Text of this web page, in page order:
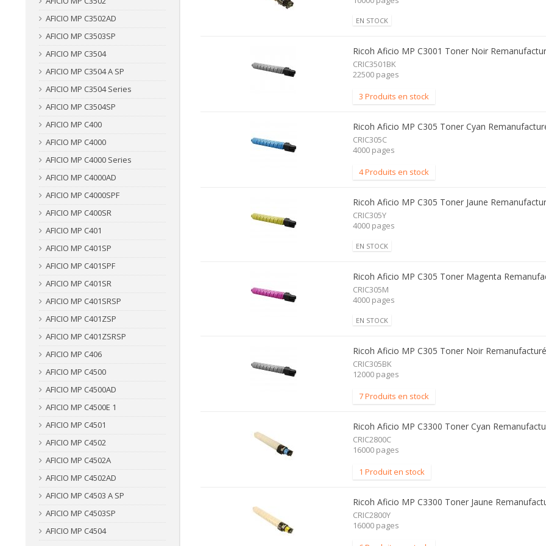
AFICIO MP C3502AD
AFICIO MP C3503SP
AFICIO MP C3504
AFICIO MP C3504 A SP
AFICIO MP C3504 Series
AFICIO MP C3504SP
AFICIO MP C400
AFICIO MP C4000
AFICIO MP C4000 Series
AFICIO MP C4000AD
AFICIO MP C4000SPF
AFICIO MP C400SR
AFICIO MP C401
AFICIO MP C401SP
AFICIO MP C401SPF
AFICIO MP C401SR
AFICIO MP C401SRSP
AFICIO MP C401ZSP
AFICIO MP C401ZSRSP
AFICIO MP C406
AFICIO MP C4500
AFICIO MP C4500AD
AFICIO MP C4500E 1
AFICIO MP C4501
AFICIO MP C4502
AFICIO MP C4502A
AFICIO MP C4502AD
AFICIO MP C4503 A SP
AFICIO MP C4503SP
AFICIO MP C4504
EN STOCK
Ricoh Aficio MP C3001 Toner Noir
CRIC3501BK
22500 pages
3 Produits en stock
Ricoh Aficio MP C305 Toner Cyan
CRIC305C
4000 pages
4 Produits en stock
Ricoh Aficio MP C305 Toner Jaune
CRIC305Y
4000 pages
EN STOCK
Ricoh Aficio MP C305 Toner Magenta
CRIC305M
4000 pages
EN STOCK
Ricoh Aficio MP C305 Toner Noir Remanufacturé
CRIC305BK
12000 pages
7 Produits en stock
Ricoh Aficio MP C3300 Toner Cyan
CRIC2800C
16000 pages
1 Produit en stock
Ricoh Aficio MP C3300 Toner Jaune
CRIC2800Y
16000 pages